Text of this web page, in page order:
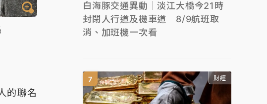
的聯名
白海豚交通異動｜淡江大橋今21時
封閉人行道及機車道 8/9航班取
消、加班機一次看
財經